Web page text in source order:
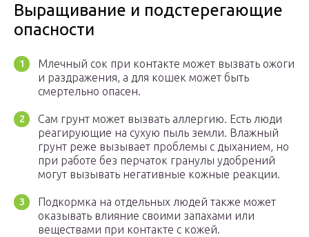
Выращивание и подстерегающие
опасности
Млечный сок при контакте может вызвать ожоги
и раздражения, а для кошек может быть
смертельно опасен.
Сам грунт может вызвать аллергию. Есть люди
реагирующие на сухую пыль земли. Влажный
грунт реже вызывает проблемы с дыханием, но
при работе без перчаток гранулы удобрений
могут вызывать негативные кожные реакции.
Подкормка на отдельных людей также может
оказывать влияние своими запахами или
веществами при контакте с кожей.